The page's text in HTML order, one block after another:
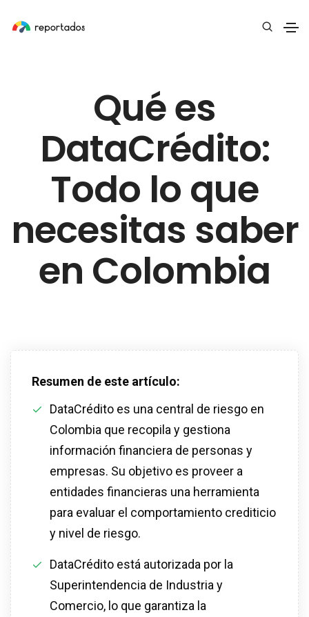
Qué es
DataCrédito:
Todo lo que
necesitas saber
en Colombia
Resumen de este artículo:
DataCrédito es una central de riesgo en
Colombia que recopila y gestiona
información financiera de personas y
empresas. Su objetivo es proveer a
entidades financieras una herramienta
para evaluar el comportamiento crediticio
y nivel de riesgo.
DataCrédito está autorizada por la
Superintendencia de Industria y
Comercio, lo que garantiza la